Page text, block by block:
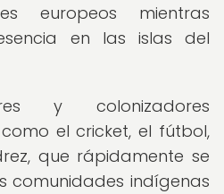
europeos mientras
en las islas del
y colonizadores
el cricket, el fútbol,
que rápidamente se
comunidades indígenas